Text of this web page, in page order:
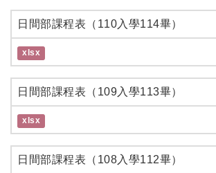
日間部課程表（110入學114畢）
xlsx
日間部課程表（109入學113畢）
xlsx
日間部課程表（108入學112畢）